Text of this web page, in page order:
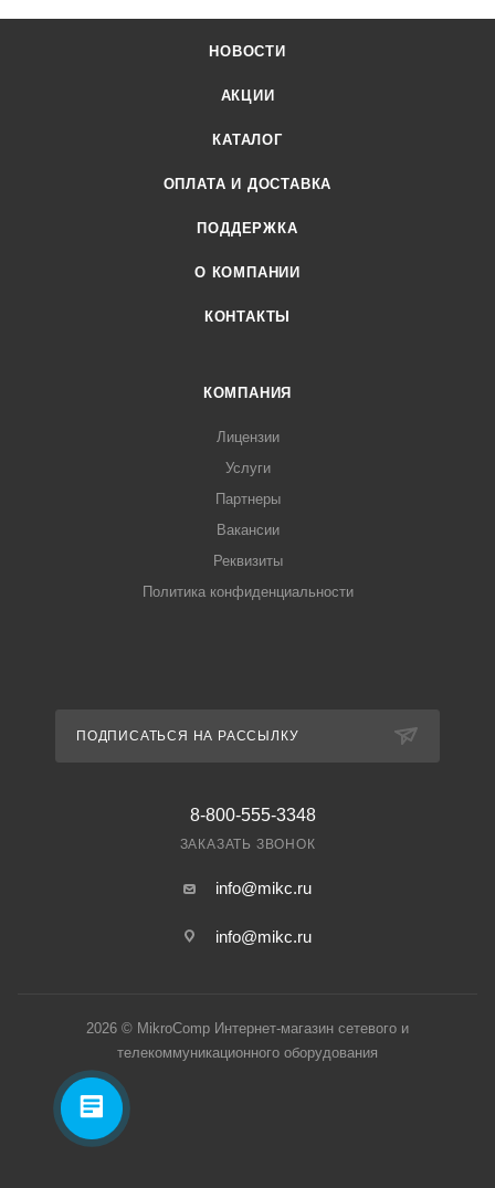
НОВОСТИ
АКЦИИ
КАТАЛОГ
ОПЛАТА И ДОСТАВКА
ПОДДЕРЖКА
О КОМПАНИИ
КОНТАКТЫ
КОМПАНИЯ
Лицензии
Услуги
Партнеры
Вакансии
Реквизиты
Политика конфиденциальности
ПОДПИСАТЬСЯ НА РАССЫЛКУ
8-800-555-3348
ЗАКАЗАТЬ ЗВОНОК
info@mikc.ru
info@mikc.ru
2026 © MikroComp Интернет-магазин сетевого и
телекоммуникационного оборудования